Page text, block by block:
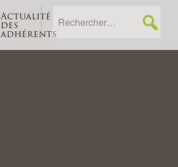
Actualité
des
adhérents